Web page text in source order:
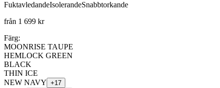
FuktavledandeIsolerandeSnabbtorkande
från 1 699 kr
Färg:
MOONRISE TAUPE
HEMLOCK GREEN
BLACK
THIN ICE
NEW NAVY +17